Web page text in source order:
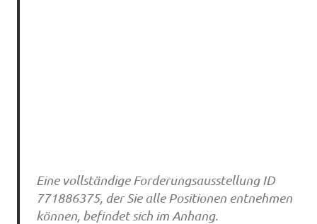
Eine vollständige Forderungsausstellung ID
771886375, der Sie alle Positionen entnehmen
können, befindet sich im Anhang.